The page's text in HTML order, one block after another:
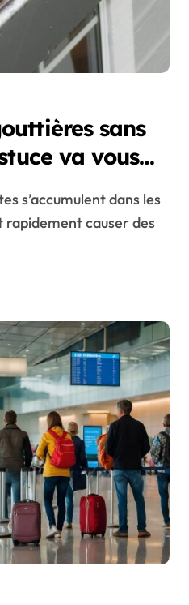
sans
va vous
rapidement causer des